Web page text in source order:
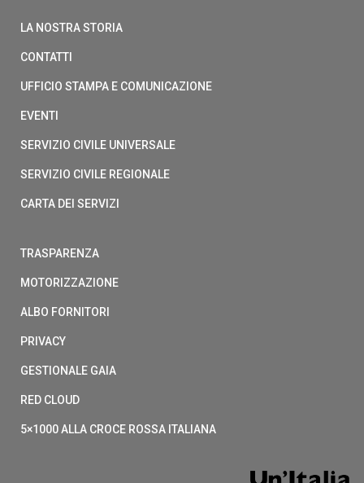
LA NOSTRA STORIA
CONTATTI
UFFICIO STAMPA E COMUNICAZIONE
EVENTI
SERVIZIO CIVILE UNIVERSALE
SERVIZIO CIVILE REGIONALE
CARTA DEI SERVIZI
TRASPARENZA
MOTORIZZAZIONE
ALBO FORNITORI
PRIVACY
GESTIONALE GAIA
RED CLOUD
5×1000 ALLA CROCE ROSSA ITALIANA